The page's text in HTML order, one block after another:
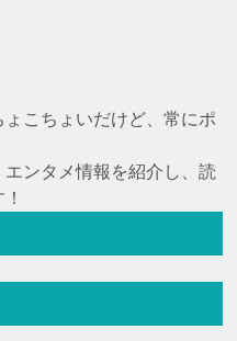
こちょいだけど、常にポ
エンタメ情報を紹介し、読